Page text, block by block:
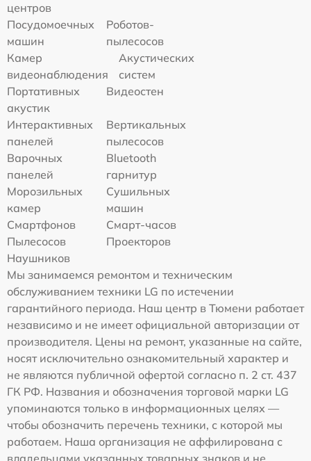
центров
Посудомоечных
машин
Роботов-
пылесосов
Камер
видеонаблюдения
Акустических
систем
Портативных
акустик
Видеостен
Интерактивных
панелей
Вертикальных
пылесосов
Варочных
панелей
Bluetooth
гарнитур
Морозильных
камер
Сушильных
машин
Смартфонов
Смарт-часов
Пылесосов
Проекторов
Наушников
Мы занимаемся ремонтом и техническим
обслуживанием техники LG по истечении
гарантийного периода. Наш центр в Тюмени работает
независимо и не имеет официальной авторизации от
производителя. Цены на ремонт, указанные на сайте,
носят исключительно ознакомительный характер и
не являются публичной офертой согласно п. 2 ст. 437
ГК РФ. Названия и обозначения торговой марки LG
упоминаются только в информационных целях —
чтобы обозначить перечень техники, с которой мы
работаем. Наша организация не аффилирована с